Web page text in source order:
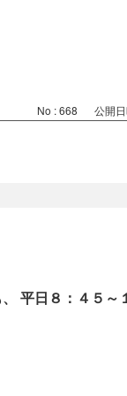
No : 668 公開
平日８：４５～